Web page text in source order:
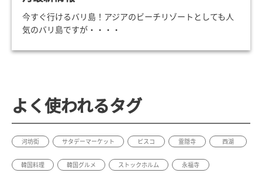
今すぐ行けるバリ島！アジアのビーチリゾートとしても人
気のバリ島ですが・・・・
よく使われるタグ
河坊街 サタデーマーケット ピスコ 霊隠寺 西湖
韓国料理 韓国グルメ ストックホルム 永福寺